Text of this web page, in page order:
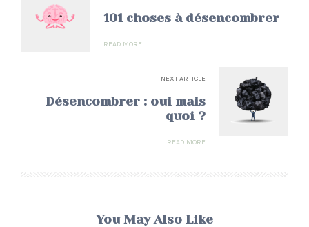
101 choses à désencombrer
READ MORE
NEXT ARTICLE
Désencombrer : oui mais
quoi ?
READ MORE
You May Also Like